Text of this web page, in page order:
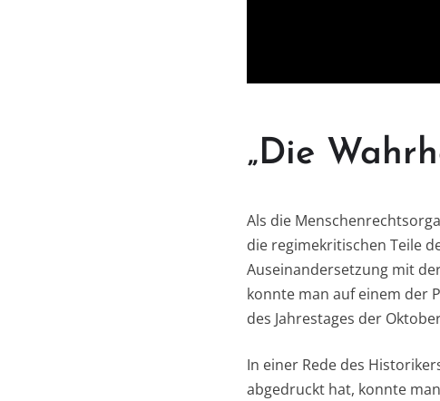
„Die
Als die
die regimekritischen Teile
Auseinandersetzung mit
konnte man auf einem der
des Jahrestages der
In einer Rede des
abgedruckt hat, konnte